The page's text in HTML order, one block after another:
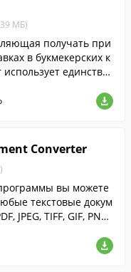
МБ)
получать при
в букмекерских к
единстве
вилки".
Converter
вы можете
текстовые докум
JPEG, TIFF, GIF, PNG